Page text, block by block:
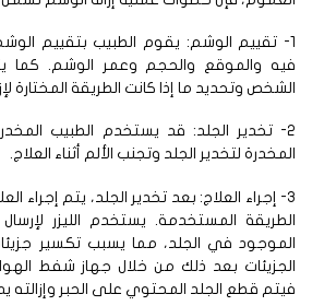
تقييم الوشم: يقوم الطبيب بتقييم الوشم
والموقع والحجم وعمر الوشم. كما
وتحديد ما إذا كانت الطريقة المختارة
2- تخدير الجلد: قد يستخدم الطبيب المخدرات
لتخدير الجلد وتجنب الألم أثناء العلاج.
3- إجراء العلاج: بعد تخدير الجلد، يتم إجراء
المستخدمة. يستخدم الليزر لإرسال
في الجلد، مما يسبب تكسير جزيئات
بعد ذلك من خلال جهاز شفط الهواء.
قطع الجلد المحتوي على الحبر وإزالته يدويًا.